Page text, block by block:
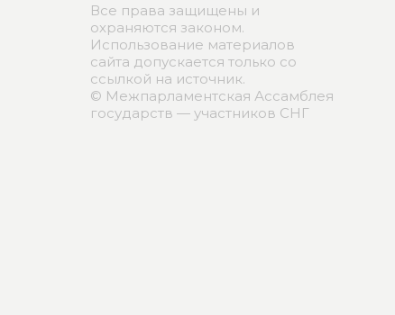
Все права защищены и
охраняются законом.
Использование материалов
сайта допускается только со
ссылкой на источник.
© Межпарламентская Ассамблея
государств — участников СНГ